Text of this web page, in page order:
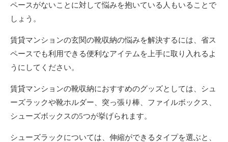
ペースがないことに対して悩みを抱いている人もいることで
しょう。
賃貸マンションの玄関の靴収納の悩みを解決するには、省ス
ペースでも利用できる便利なアイテムを上手に取り入れるよ
うにしてください。
賃貸マンションの靴収納におすすめのグッズとしては、シュ
ーズラックや靴ホルダー、突っ張り棒、ファイルボックス、
シューズボックスの5つが挙げられます。
シューズラックについては、伸縮ができるタイプを選ぶと、